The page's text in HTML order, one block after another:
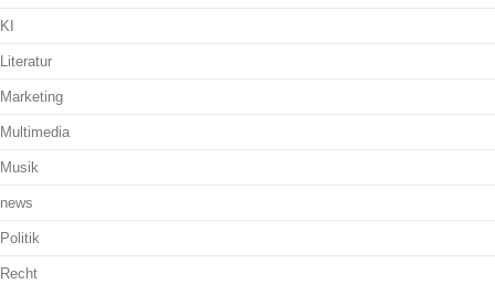
KI
Literatur
Marketing
Multimedia
Musik
news
Politik
Recht